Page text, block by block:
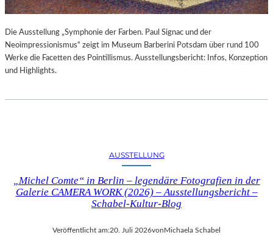
Die Ausstellung „Symphonie der Farben. Paul Signac und der
Neoimpressionismus“ zeigt im Museum Barberini Potsdam über rund 100
Werke die Facetten des Pointillismus. Ausstellungsbericht: Infos, Konzeption
und Highlights.
AUSSTELLUNG
„Michel Comte“ in Berlin – legendäre Fotografien in der
Galerie CAMERA WORK (2026) – Ausstellungsbericht –
Schabel-Kultur-Blog
Veröffentlicht am:20. Juli 2026von Michaela Schabel